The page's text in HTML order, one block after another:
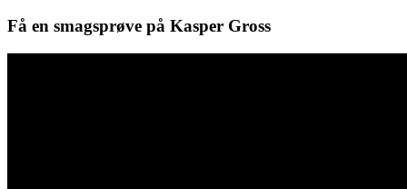
Få en smagsprøve på Kasper Gross